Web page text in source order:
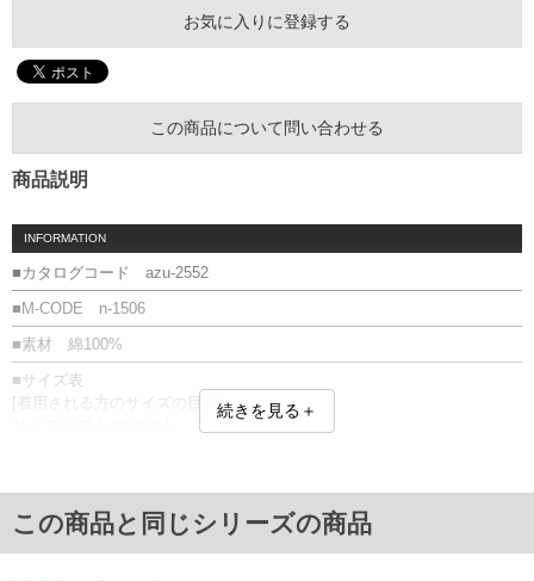
お気に入りに登録する
この商品について問い合わせる
商品説明
INFORMATION
■カタログコード azu-2552
■M-CODE n-1506
■素材 綿100%
■サイズ表
[着用される方のサイズの目安]
4L/116～124/100～110
5L/122～130/105～115
6L/128～136/110～120
続きを見る＋
この商品と同じシリーズの商品